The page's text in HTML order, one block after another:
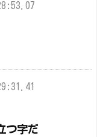
つ字だ